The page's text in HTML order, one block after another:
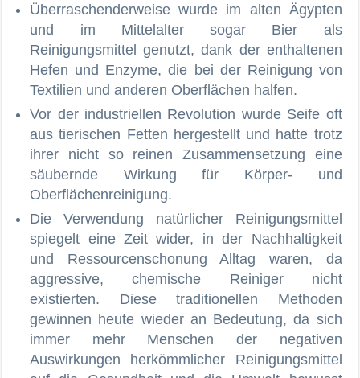
Überraschenderweise wurde im alten Ägypten
und im Mittelalter sogar Bier als
Reinigungsmittel genutzt, dank der enthaltenen
Hefen und Enzyme, die bei der Reinigung von
Textilien und anderen Oberflächen halfen.
Vor der industriellen Revolution wurde Seife oft
aus tierischen Fetten hergestellt und hatte trotz
ihrer nicht so reinen Zusammensetzung eine
säubernde Wirkung für Körper- und
Oberflächenreinigung.
Die Verwendung natürlicher Reinigungsmittel
spiegelt eine Zeit wider, in der Nachhaltigkeit
und Ressourcenschonung Alltag waren, da
aggressive, chemische Reiniger nicht
existierten. Diese traditionellen Methoden
gewinnen heute wieder an Bedeutung, da sich
immer mehr Menschen der negativen
Auswirkungen herkömmlicher Reinigungsmittel